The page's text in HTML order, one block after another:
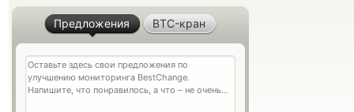
Предложения BTC-кран